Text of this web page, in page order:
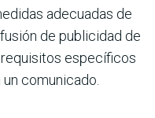
adecuadas de
de publicidad de
específicos
comunicado.